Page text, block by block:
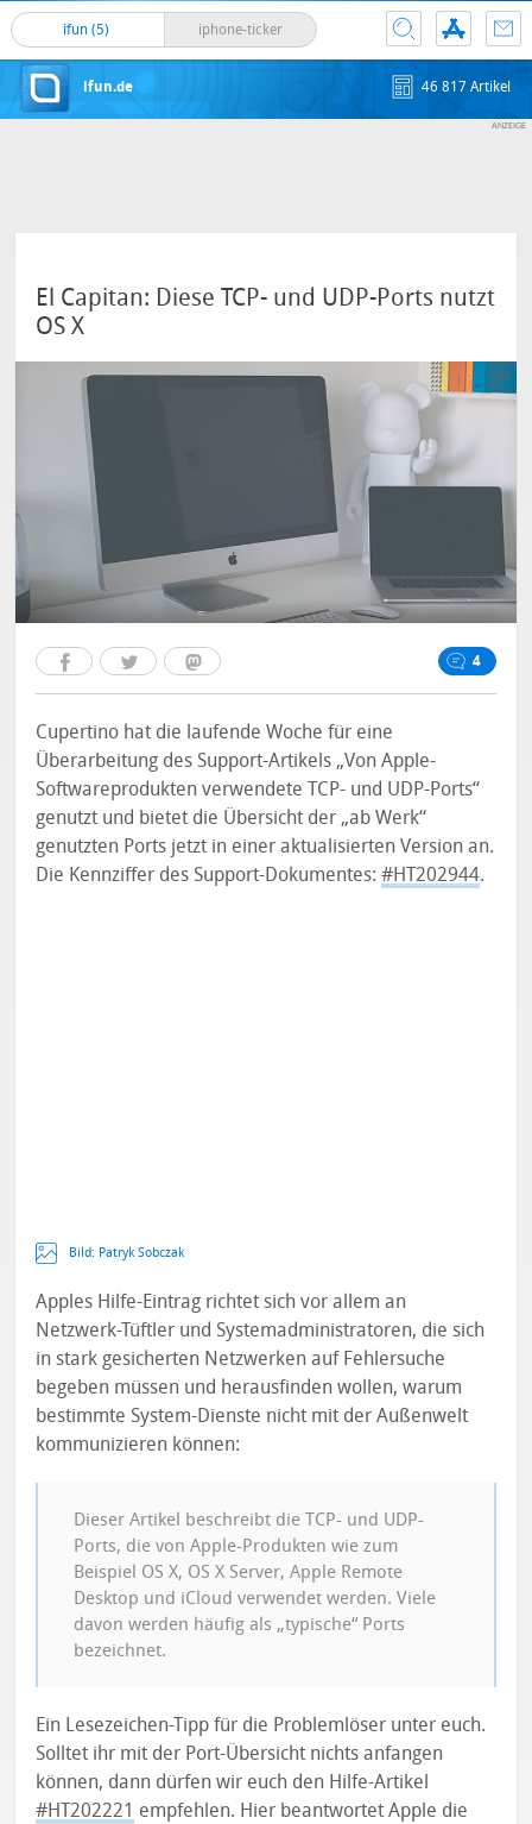
ifun (5) iphone-ticker
ifun.de 46 817 Artikel
El Capitan: Diese TCP- und UDP-Ports nutzt
OS X
4
Cupertino hat die laufende Woche für eine
Überarbeitung des Support-Artikels „Von Apple-
Softwareprodukten verwendete TCP- und UDP-Ports“
genutzt und bietet die Übersicht der „ab Werk“
genutzten Ports jetzt in einer aktualisierten Version an.
Die Kennziffer des Support-Dokumentes:#HT202944.
Bild: Patryk Sobczak
Apples Hilfe-Eintrag richtet sich vor allem an
Netzwerk-Tüftler und Systemadministratoren, die sich
in stark gesicherten Netzwerken auf Fehlersuche
begeben müssen und herausfinden wollen, warum
bestimmte System-Dienste nicht mit der Außenwelt
kommunizieren können:
Dieser Artikel beschreibt die TCP- und UDP-
Ports, die von Apple-Produkten wie zum
Beispiel OS X, OS X Server, Apple Remote
Desktop und iCloud verwendet werden. Viele
davon werden häufig als „typische“ Ports
bezeichnet.
Ein Lesezeichen-Tipp für die Problemlöser unter euch.
Solltet ihr mit der Port-Übersicht nichts anfangen
können, dann dürfen wir euch den Hilfe-Artikel
#HT202221 empfehlen. Hier beantwortet Apple die